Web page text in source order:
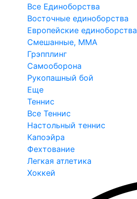
Все Единоборства
Восточные единоборства
Европейские единоборства
Смешанные, ММА
Грэпплинг
Самооборона
Рукопашный бой
Еще
Теннис
Все Теннис
Настольный теннис
Капоэйра
Фехтование
Легкая атлетика
Хоккей